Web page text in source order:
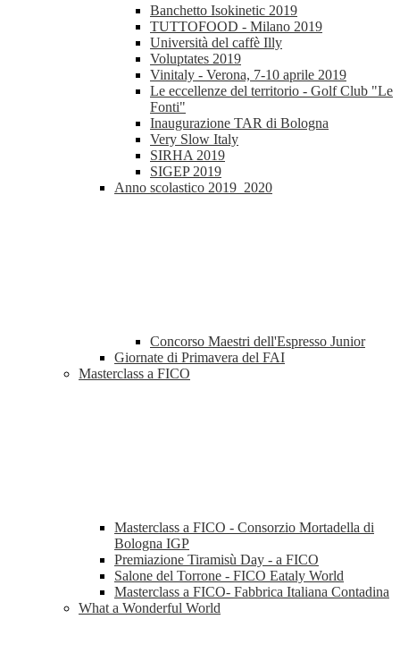
Banchetto Isokinetic 2019
TUTTOFOOD - Milano 2019
Università del caffè Illy
Voluptates 2019
Vinitaly - Verona, 7-10 aprile 2019
Le eccellenze del territorio - Golf Club "Le
Fonti"
Inaugurazione TAR di Bologna
Very Slow Italy
SIRHA 2019
SIGEP 2019
Anno scolastico 2019_2020
Concorso Maestri dell'Espresso Junior
Giornate di Primavera del FAI
Masterclass a FICO
Masterclass a FICO - Consorzio Mortadella di
Bologna IGP
Premiazione Tiramisù Day - a FICO
Salone del Torrone - FICO Eataly World
Masterclass a FICO- Fabbrica Italiana Contadina
What a Wonderful World